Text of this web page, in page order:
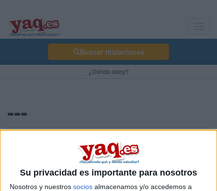
Su privacidad es importante para nosotros
Nosotros y nuestros socios almacenamos y/o accedemos a
Buscar titulaciones
¿Dónde estoy?
---
a veces, la vida nos enseña lo que realmente nos gusta, cual es
nuestra vocacion. A veces se planea, otras simplemente ocurren.
Y esta es mi mayor ocurrencia.